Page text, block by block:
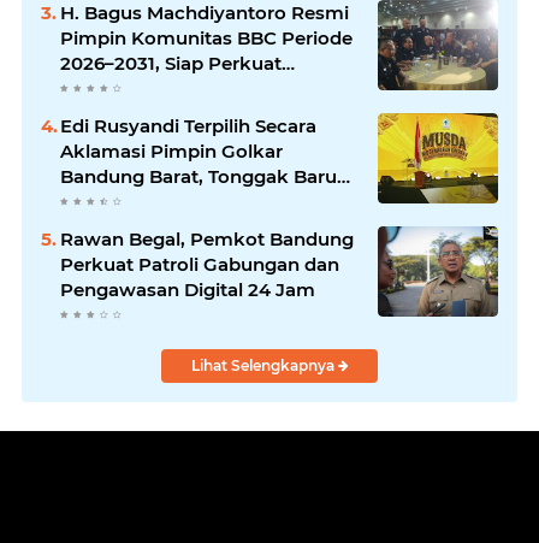
H. Bagus Machdiyantoro Resmi
Pimpin Komunitas BBC Periode
2026–2031, Siap Perkuat
Solidaritas dan Hadirkan
Program Nyata untuk
Masyarakat
Edi Rusyandi Terpilih Secara
Aklamasi Pimpin Golkar
Bandung Barat, Tonggak Baru
Kepemimpinan Harmonis
"Turun Ranjang"
Rawan Begal, Pemkot Bandung
Perkuat Patroli Gabungan dan
Pengawasan Digital 24 Jam
Lihat Selengkapnya